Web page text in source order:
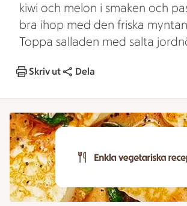
kiwi och melon i smaken och
bra ihop med den friska
Toppa salladen med salta
Skriv ut Dela